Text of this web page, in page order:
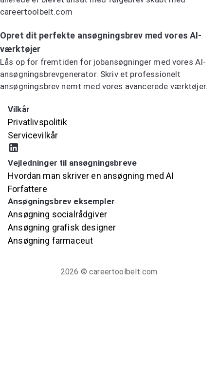
careertoolbelt.com
Opret dit perfekte ansøgningsbrev med vores AI-
værktøjer
Lås op for fremtiden for jobansøgninger med vores AI-
ansøgningsbrevgenerator. Skriv et professionelt
ansøgningsbrev nemt med vores avancerede værktøjer.
Vilkår
Privatlivspolitik
Servicevilkår
Vejledninger til ansøgningsbreve
Hvordan man skriver en ansøgning med AI
Forfattere
Ansøgningsbrev eksempler
Ansøgning socialrådgiver
Ansøgning grafisk designer
Ansøgning farmaceut
2026 © careertoolbelt.com